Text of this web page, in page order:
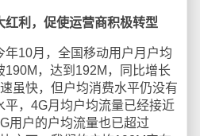
红利，促使运营商积极转型
10月，全国移动用户月户均
，达到192M，同比增长
虽快，但户均消费水平仍没有
平，4G月均户均流量已经接近
用户的户均流量也已超过